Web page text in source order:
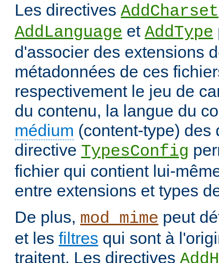
Les directives AddCharset
AddLanguage et AddType
d'associer des extensions
métadonnées de ces
respectivement le jeu de
du contenu, la langue du
médium (content-type) des
directive TypesConfig
fichier qui contient lui-
entre extensions et types
De plus, mod_mime peut
et les filtres qui sont à
traitent. Les directives